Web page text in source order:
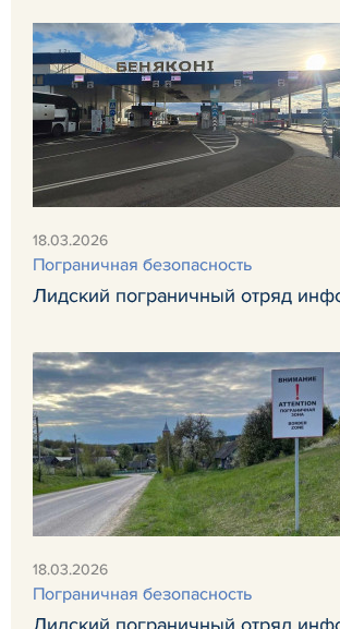
18.03.2026
Пограничная безопасность
Лидский пограничный отряд
18.03.2026
Пограничная безопасность
Лидский пограничный отряд